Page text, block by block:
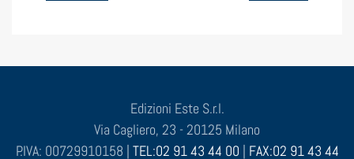
Edizioni Este S.r.l.
Via Cagliero, 23 - 20125 Milano
P.IVA: 00729910158 | TEL:02 91 43 44 00 | FAX:02 91 43 44